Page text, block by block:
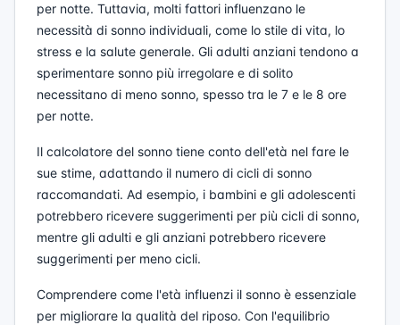
per notte. Tuttavia, molti fattori influenzano le
necessità di sonno individuali, come lo stile di vita, lo
stress e la salute generale. Gli adulti anziani tendono a
sperimentare sonno più irregolare e di solito
necessitano di meno sonno, spesso tra le 7 e le 8 ore
per notte.
Il calcolatore del sonno tiene conto dell'età nel fare le
sue stime, adattando il numero di cicli di sonno
raccomandati. Ad esempio, i bambini e gli adolescenti
potrebbero ricevere suggerimenti per più cicli di sonno,
mentre gli adulti e gli anziani potrebbero ricevere
suggerimenti per meno cicli.
Comprendere come l'età influenzi il sonno è essenziale
per migliorare la qualità del riposo. Con l'equilibrio